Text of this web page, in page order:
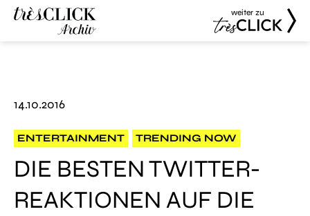
weiter zu
14.10.2016
ENTERTAINMENT TRENDING NOW
DIE BESTEN TWITTER-
REAKTIONEN AUF DIE